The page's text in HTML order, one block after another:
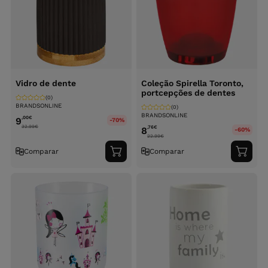
Vidro de dente
BRANDSONLINE
(0)
9,00€
32.99€
-70%
Comparar
Adicionar
ao
Coleção Spirella Toronto,
portcepções de dentes
BRANDSONLINE
(0)
8,76€
22.99€
-60%
Comparar
ao